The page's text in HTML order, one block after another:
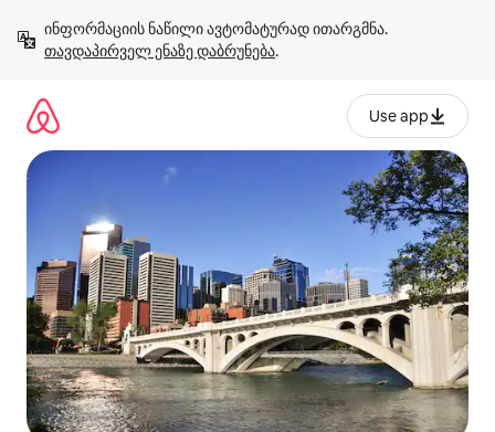
გადასვლა
თავდაპირველ ენაზე დაბრუნება.
Use app